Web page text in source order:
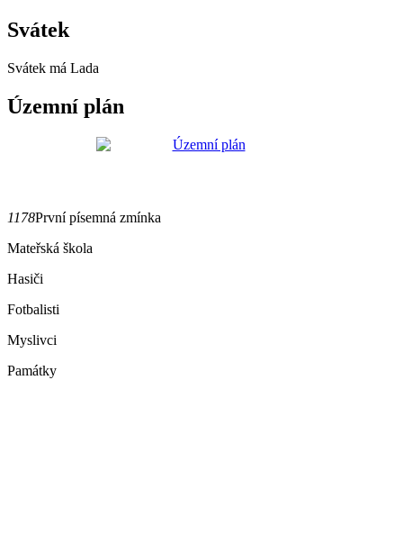
Svátek
Svátek má Lada
Územní plán
1178První písemná zmínka
Mateřská škola
Hasiči
Fotbalisti
Myslivci
Památky